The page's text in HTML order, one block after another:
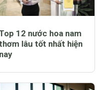
12 nước hoa nam
lâu tốt nhất hiện
nay